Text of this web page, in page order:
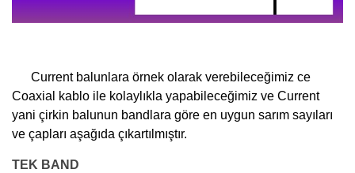
Current balunlara örnek olarak verebileceğimiz ce
Coaxial kablo ile kolaylıkla yapabileceğimiz ve Current
yani çirkin balunun bandlara göre en uygun sarım sayıları
ve çapları aşağıda çıkartılmıştır.
TEK BAND